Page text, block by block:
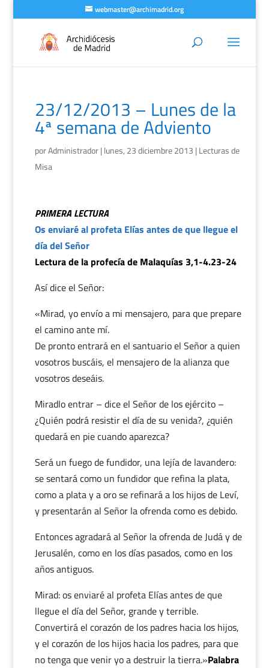
webmaster@archimadrid.org
23/12/2013 – Lunes de la
4ª semana de Adviento
porAdministrador| lunes, 23 diciembre 2013 | Lecturas de
Misa
PRIMERA LECTURA
Os enviaré al profeta Elías antes de que llegue el
día del Señor
Lectura de la profecía de Malaquías 3,1-4.23-24
Así dice el Señor:
«Mirad, yo envío a mi mensajero, para que prepare
el camino ante mí.
De pronto entrará en el santuario el Señor a quien
vosotros buscáis, el mensajero de la alianza que
vosotros deseáis.
Miradlo entrar – dice el Señor de los ejército –
¿Quién podrá resistir el día de su venida?, ¿quién
quedará en pie cuando aparezca?
Será un fuego de fundidor, una lejía de lavandero:
se sentará como un fundidor que refina la plata,
como a plata y a oro se refinará a los hijos de Leví,
y presentarán al Señor la ofrenda como es debido.
Entonces agradará al Señor la ofrenda de Judá y de
Jerusalén, como en los días pasados, como en los
años antiguos.
Mirad: os enviaré al profeta Elías antes de que
llegue el día del Señor, grande y terrible.
Convertirá el corazón de los padres hacia los hijos,
y el corazón de los hijos hacia los padres, para que
no tenga que venir yo a destruir la tierra.»Palabra